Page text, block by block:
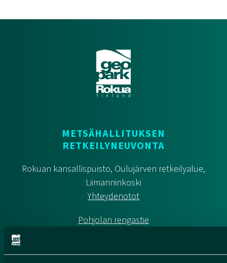
METSÄHALLITUKSEN
RETKEILYNEUVONTA
Rokuan kansallispuisto, Oulujärven retkeilyalue,
Liimanninkoski
Yhteydenotot
Pohjolan rengastie